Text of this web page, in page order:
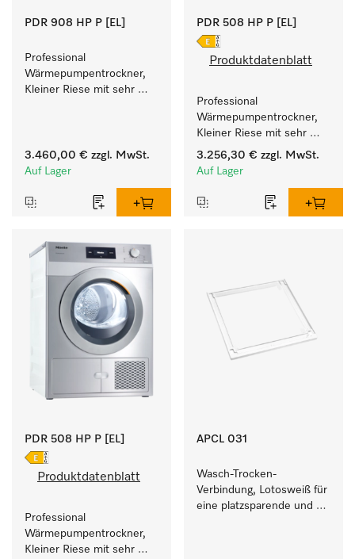
PDR 908 HP P [EL]
Professional
Wärmepumpentrockner,
Kleiner Riese mit sehr
Füllgewicht 8 kg.
3.460,00 € zzgl. MwSt.
Auf Lager
PDR 508 HP P [EL]
Produktdatenblatt
Professional
Wärmepumpentrockner,
Kleiner Riese mit sehr
geringem
Energieverbrauch und
Füllgewicht 8 kg.
3.256,30 € zzgl. MwSt.
Auf Lager
PDR 508 HP P [EL]
Produktdatenblatt
Professional
Wärmepumpentrockner,
Kleiner Riese mit sehr
APCL 031
Wasch-Trocken-
Verbindung, Lotosweiß für
eine platzsparende und